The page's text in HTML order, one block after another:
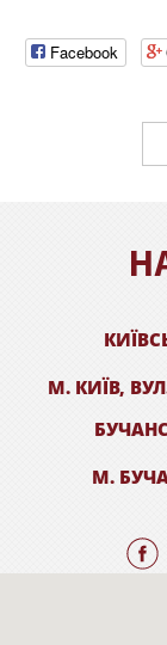
Facebook
М. КИЇВ,
М.